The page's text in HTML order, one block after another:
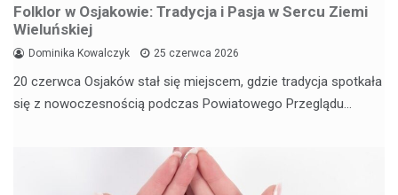
Folklor w Osjakowie: Tradycja i Pasja w Sercu Ziemi
Wieluńskiej
Dominika Kowalczyk 25 czerwca 2026
20 czerwca Osjaków stał się miejscem, gdzie tradycja spotkała
się z nowoczesnością podczas Powiatowego Przeglądu…